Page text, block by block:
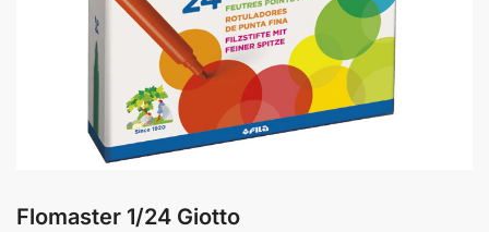
Flomaster 1/24 Giotto